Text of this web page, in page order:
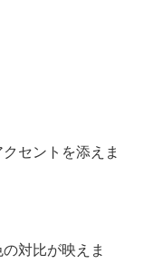
セントを添えま
対比が映えま